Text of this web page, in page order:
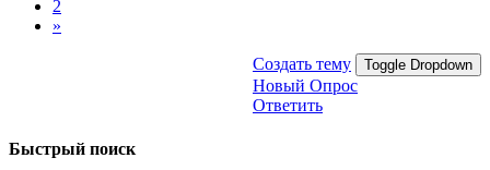
2
»
Создать тему Toggle Dropdown
Новый Опрос
Ответить
Быстрый поиск